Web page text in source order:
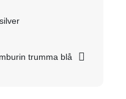
trumma blå